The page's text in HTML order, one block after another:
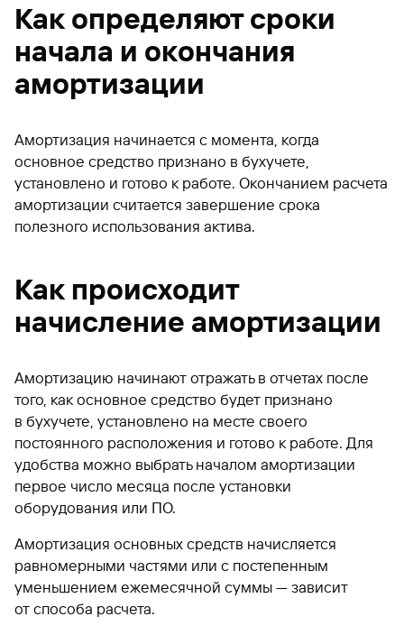
Как определяют сроки
начала и окончания
амортизации
Амортизация начинается с момента, когда
основное средство признано в бухучете,
установлено и готово к работе. Окончанием расчета
амортизации считается завершение срока
полезного использования актива.
Как происходит
начисление амортизации
Амортизацию начинают отражать в отчетах после
того, как основное средство будет признано
в бухучете, установлено на месте своего
постоянного расположения и готово к работе. Для
удобства можно выбрать началом амортизации
первое число месяца после установки
оборудования или ПО.
Амортизация основных средств начисляется
равномерными частями или с постепенным
уменьшением ежемесячной суммы — зависит
от способа расчета.